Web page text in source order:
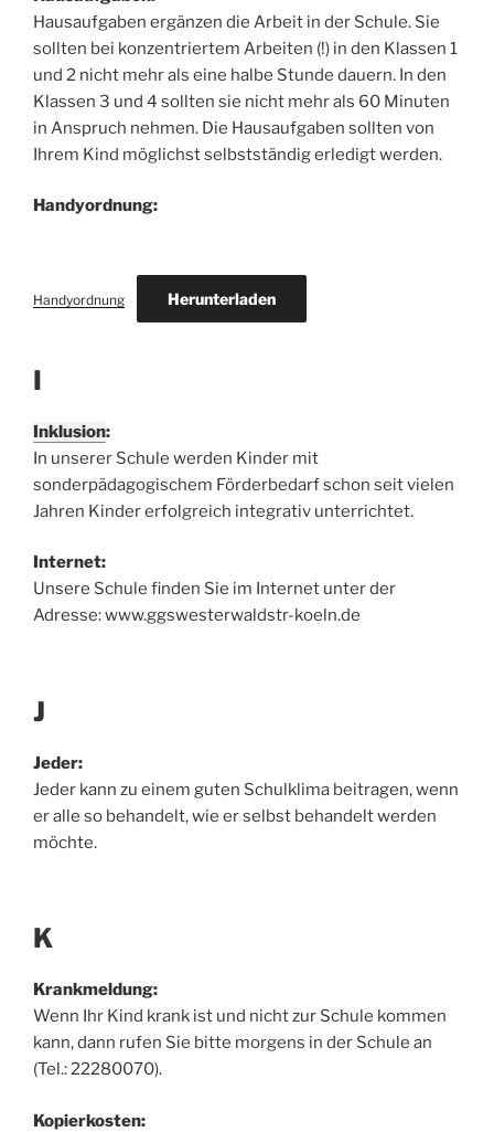
Hausaufgaben ergänzen die Arbeit in der Schule. Sie
sollten bei konzentriertem Arbeiten (!) in den Klassen 1
und 2 nicht mehr als eine halbe Stunde dauern. In den
Klassen 3 und 4 sollten sie nicht mehr als 60 Minuten
in Anspruch nehmen. Die Hausaufgaben sollten von
Ihrem Kind möglichst selbstständig erledigt werden.
Handyordnung:
Handyordnung Herunterladen
I
Inklusion:
In unserer Schule werden Kinder mit
sonderpädagogischem Förderbedarf schon seit vielen
Jahren Kinder erfolgreich integrativ unterrichtet.
Internet:
Unsere Schule finden Sie im Internet unter der
Adresse: www.ggswesterwaldstr-koeln.de
J
Jeder:
Jeder kann zu einem guten Schulklima beitragen, wenn
er alle so behandelt, wie er selbst behandelt werden
möchte.
K
Krankmeldung:
Wenn Ihr Kind krank ist und nicht zur Schule kommen
kann, dann rufen Sie bitte morgens in der Schule an
(Tel.: 22280070).
Kopierkosten: